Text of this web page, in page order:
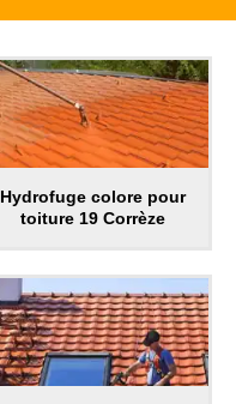
Hydrofuge colore pour
toiture 19 Corrèze